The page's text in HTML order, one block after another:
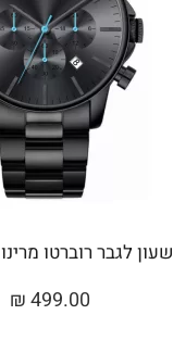
שעון לגבר רוברטו מרינו RM4886
499.00
₪